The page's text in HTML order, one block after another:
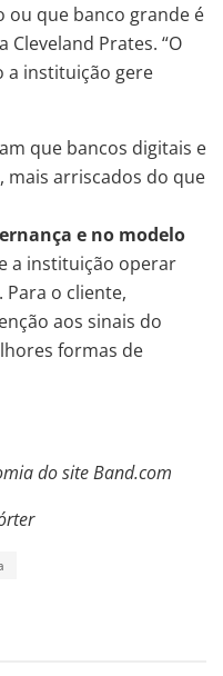
ou que banco grande é
Prates. “O
a instituição gere
que bancos digitais e
mais arriscados do que
e no modelo
a instituição operar
Para o cliente,
aos sinais do
formas de
do site Band.com